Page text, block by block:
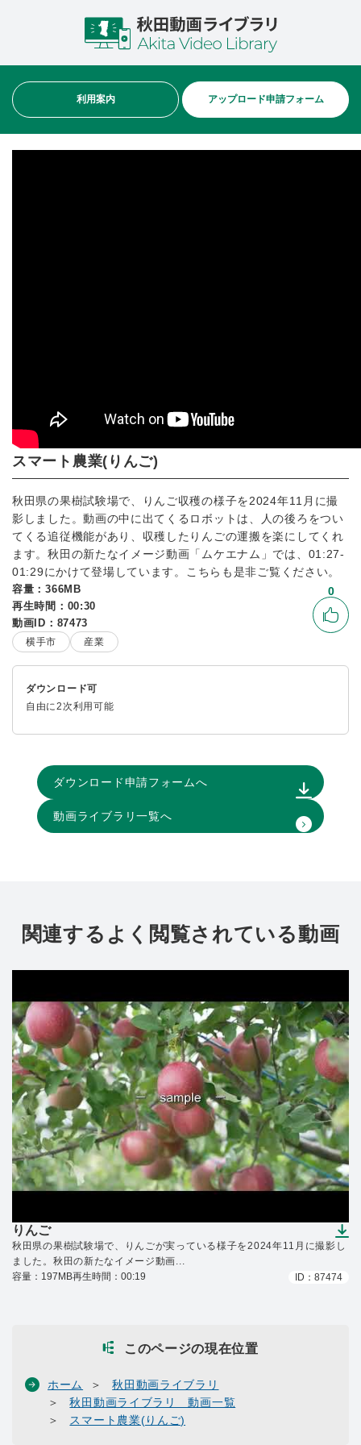
利用案内 アップロード申請フォーム
スマート農業(りんご)
秋田県の果樹試験場で、りんご収穫の様子を2024年11月に撮
影しました。動画の中に出てくるロボットは、人の後ろをつい
てくる追従機能があり、収穫したりんごの運搬を楽にしてくれ
ます。秋田の新たなイメージ動画「ムケエナム」では、01:27-
01:29にかけて登場しています。こちらも是非ご覧ください。
容量：366MB
再生時間：00:30
動画ID：87473
横手市 産業
いい
0
ダウンロード可
自由に2次利用可能
ダウンロード申請フォームへ
動画ライブラリ一覧へ
関連するよく閲覧されている動画
りんご
（ダウンロードできます）
秋田県の果樹試験場で、りんごが実っている様子を2024年11月に撮影し
ました。秋田の新たなイメージ動画...
容量：197MB再生時間：00:19 ID：87474
このページの現在位置
ホーム
秋田動画ライブラリ
秋田動画ライブラリ 動画一覧
スマート農業(りんご)